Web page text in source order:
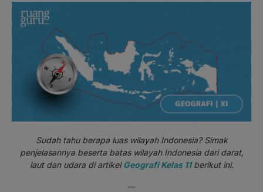
Sudah tahu berapa luas wilayah Indonesia? Simak
penjelasannya beserta batas wilayah Indonesia dari darat,
laut dan udara di artikelGeografi Kelas 11berikut ini.
—